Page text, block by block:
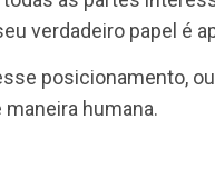
a diferença.
o quanto é
tantas
dos superiores.